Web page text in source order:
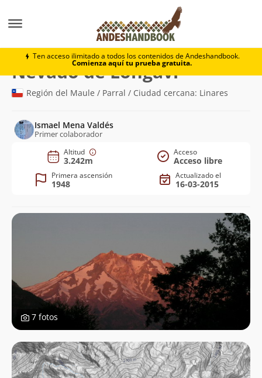
Ten acceso ilimitado a todos los contenidos de Andeshandbook.
Comienza aquí tu prueba gratuita.
Nevado de Longaví
Nevado de Longaví(3.242m)
Región del Maule / Parral / Ciudad cercana: Linares
Ismael Mena Valdés
Primer colaborador
Altitud
3.242m
Acceso
Acceso libre
Primera ascensión
1948
Actualizado el
16-03-2015
7 fotos